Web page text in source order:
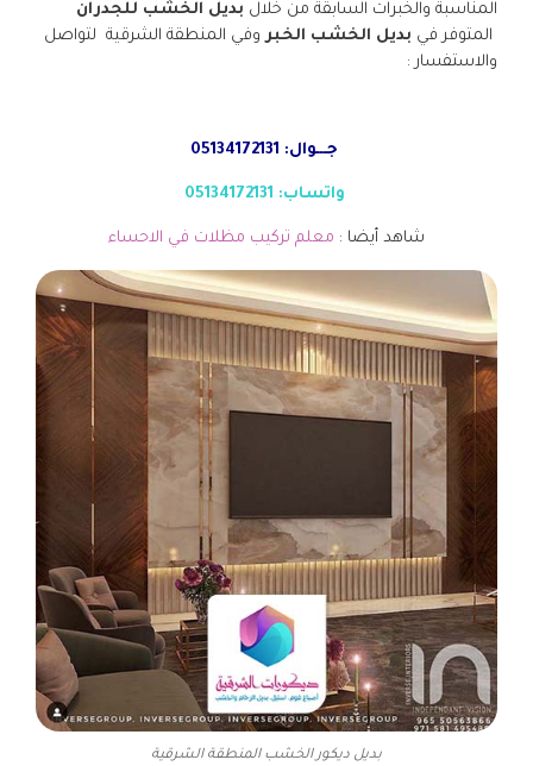
المناسبة والخبرات السابقة من خلال بديل الخشب للجدران
المتوفر في بديل الخشب الخبروفي المنطقة الشرقية لتواصل
والاستفسار :
جـــوال: 05134172131
واتساب: 05134172131
شاهد أيضا : معلم تركيب مظلات في الاحساء
بديل ديكور الخشب المنطقة الشرقية